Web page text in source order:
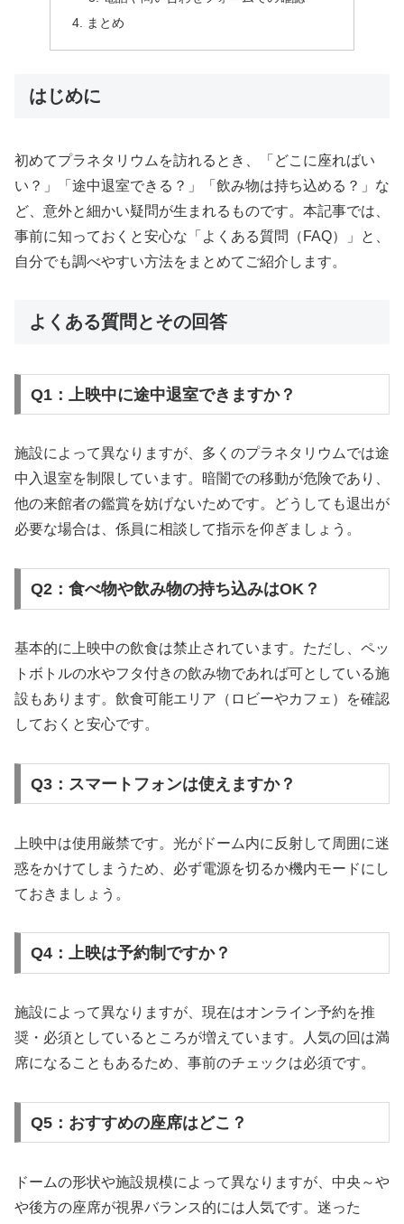
まとめ
はじめに
初めてプラネタリウムを訪れるとき、「どこに座ればい
い？」「途中退室できる？」「飲み物は持ち込める？」な
ど、意外と細かい疑問が生まれるものです。本記事では、
事前に知っておくと安心な「よくある質問（FAQ）」と、
自分でも調べやすい方法をまとめてご紹介します。
よくある質問とその回答
Q1：上映中に途中退室できますか？
施設によって異なりますが、多くのプラネタリウムでは途
中入退室を制限しています。暗闇での移動が危険であり、
他の来館者の鑑賞を妨げないためです。どうしても退出が
必要な場合は、係員に相談して指示を仰ぎましょう。
Q2：食べ物や飲み物の持ち込みはOK？
基本的に上映中の飲食は禁止されています。ただし、ペッ
トボトルの水やフタ付きの飲み物であれば可としている施
設もあります。飲食可能エリア（ロビーやカフェ）を確認
しておくと安心です。
Q3：スマートフォンは使えますか？
上映中は使用厳禁です。光がドーム内に反射して周囲に迷
惑をかけてしまうため、必ず電源を切るか機内モードにし
ておきましょう。
Q4：上映は予約制ですか？
施設によって異なりますが、現在はオンライン予約を推
奨・必須としているところが増えています。人気の回は満
席になることもあるため、事前のチェックは必須です。
Q5：おすすめの座席はどこ？
ドームの形状や施設規模によって異なりますが、中央～や
や後方の座席が視界バランス的には人気です。迷った